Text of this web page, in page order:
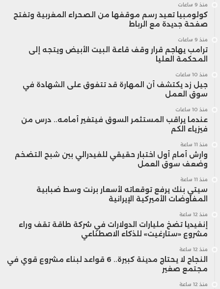
منذ 9 ساعات
كولومبيا تعيد رسم موقفها من الصحراء المغربية وتفتح
صفحة جديدة مع الرباط
منذ 9 ساعات
ترامب يهاجم قرار وقف قاعة البيت الأبيض ويتجه إلى
المحكمة العليا
منذ 10 ساعات
جيل زد يكتشف أن المهارة قد تتفوق على الشهادة في
سوق العمل
منذ 10 ساعات
عندما يراقب المستثمر السوق فيتغير أمامه.. درس من
فيزياء الكم
منذ 11 ساعة
وارش أمام أول اختبار حقيقي للفيدرالي بين شبح التضخم
وضعف سوق العمل
منذ 11 ساعة
سيتي بنك يرفع توقعاته لأسعار برنت وسط ضبابية
المفاوضات الأميركية الإيرانية
منذ 12 ساعة
إنفيديا تضخ مليارات الدولارات في شركة طاقة تقف وراء
مشروع «ستارغيت» للذكاء الاصطناعي
منذ 12 ساعة
النجاح لا يحتاج مدينة كبيرة.. 6 قواعد لبناء مشروع قوي في
مجتمع صغير
منذ 12 ساعة